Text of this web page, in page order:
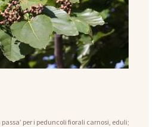
per i peduncoli fiorali carnosi, eduli;